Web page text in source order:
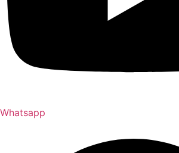
Whatsapp